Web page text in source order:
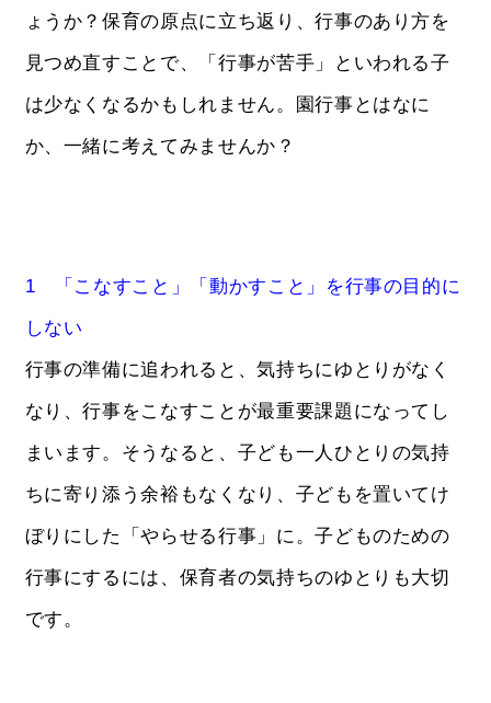
ょうか？保育の原点に立ち返り、行事のあり方を
見つめ直すことで、「行事が苦手」といわれる子
は少なくなるかもしれません。園行事とはなに
か、一緒に考えてみませんか？
1 「こなすこと」「動かすこと」を行事の目的に
しない
行事の準備に追われると、気持ちにゆとりがなく
なり、行事をこなすことが最重要課題になってし
まいます。そうなると、子ども一人ひとりの気持
ちに寄り添う余裕もなくなり、子どもを置いてけ
ぼりにした「やらせる行事」に。子どものための
行事にするには、保育者の気持ちのゆとりも大切
です。